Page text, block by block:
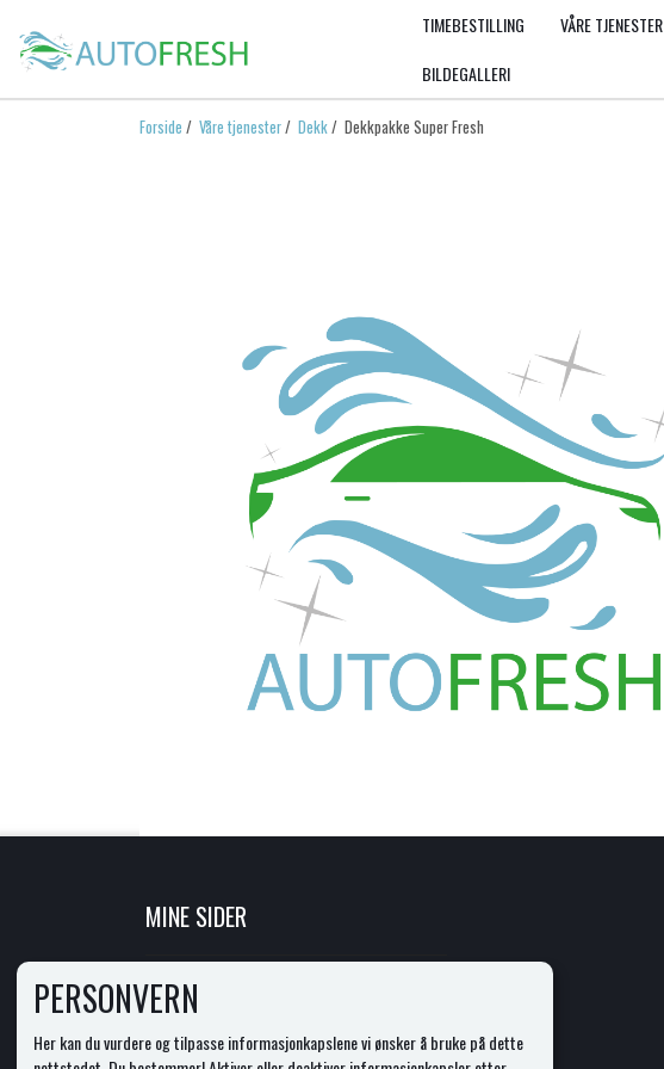
TIMEBESTILLING VÅRE TJENESTER
BILDEGALLERI
Forside / Våre tjenester/ Dekk/ Dekkpakke Super Fresh
MINE SIDER
LOGG INN
NY KUNDE
VILKÅR
PERSONVERNERKLÆRING
PERSONVERN
Her kan du vurdere og tilpasse informasjonkapslene vi ønsker å bruke på dette